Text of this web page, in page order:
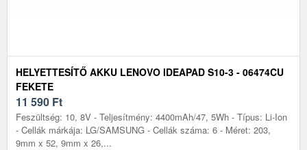
HELYETTESÍTŐ AKKU LENOVO IDEAPAD S10-3 - 06474CU
FEKETE
11 590 Ft
Feszültség: 10, 8V - Teljesítmény: 4400mAh/47, 5Wh - Típus: Li-Ion
- Cellák márkája: LG/SAMSUNG - Cellák száma: 6 - Méret: 203,
9mm x 52, 9mm x 26,...